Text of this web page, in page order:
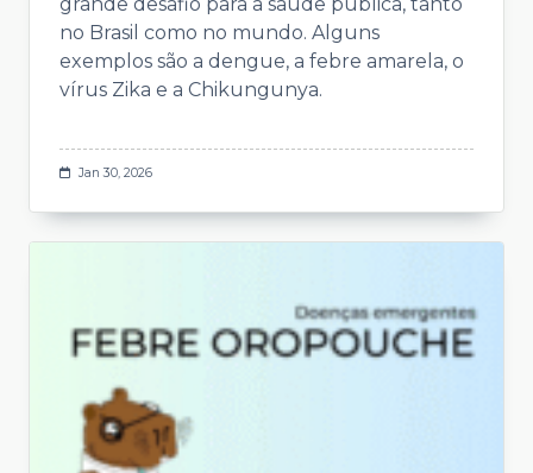
no Brasil como no mundo. Alguns
exemplos são a dengue, a febre amarela, o
vírus Zika e a Chikungunya.
Jan 30, 2026